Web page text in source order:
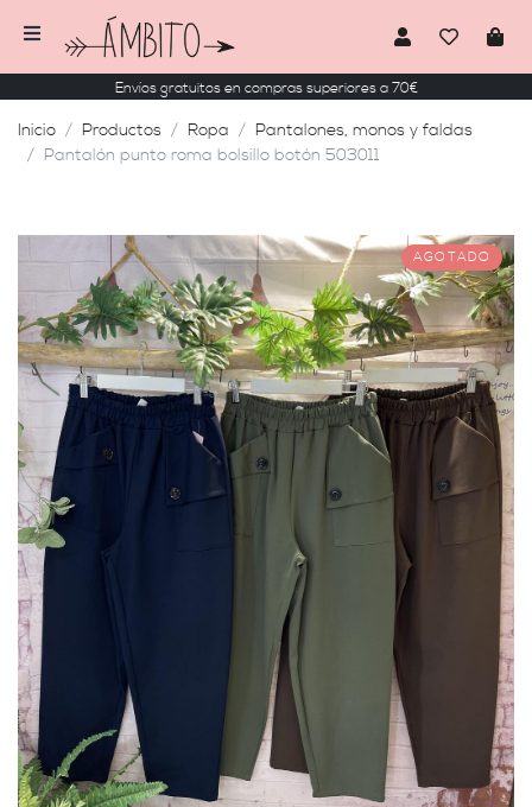
Envíos gratuitos en compras superiores a 70€
Inicio Productos Ropa
Pantalones, monos y faldas
Pantalón punto roma bolsillo botón 503011
AGOTADO